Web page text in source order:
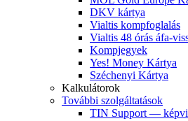
DKV kártya
Vialtis kompfoglalás
Vialtis 48 órás áfa-
Kompjegyek
Yes! Money Kártya
Széchenyi Kártya
Kalkulátorok
További szolgáltatások
TIN Support —